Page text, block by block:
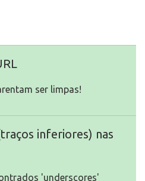
ser limpas!
inferiores) nas
'underscores'